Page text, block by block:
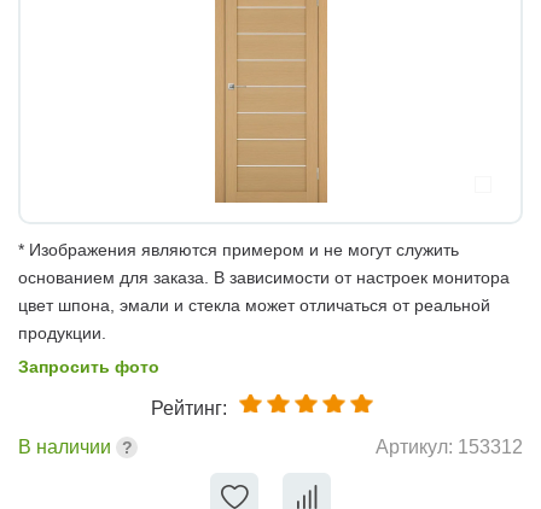
* Изображения являются примером и не могут служить
основанием для заказа. В зависимости от настроек монитора
цвет шпона, эмали и стекла может отличаться от реальной
продукции.
Запросить фото
Рейтинг:
В наличии
Артикул: 153312